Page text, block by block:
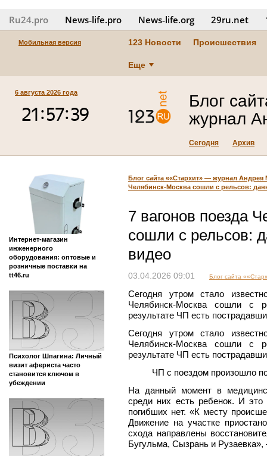
Ru24.pro News‑life.pro News‑life.org 29ru.net
Мобильная версия 123 Новости Происшествия
Еще
6 августа 2026 года
Блог
журнал
Сегодня Архив
Интернет-магазин
инженерного
оборудования: оптовые и
розничные поставки на
tt46.ru
Психолог Шпагина: Личный
визит афериста часто
становится ключом в
убеждении
Блог сайта ««Стархит» — журнал Андрея
Челябинск-Москва сошли с рельсов:
7 вагонов поезда
сошли с рельсов:
видео
03.04.2026 09:01 Блог сайта
Сегодня утром стало
Челябинск-Москва сошли с
результате ЧП есть
Сегодня утром стало
Челябинск-Москва сошли с
результате ЧП есть
ЧП с поездом произошло
На данный момент в
среди них есть ребенок. И
погибших нет. «К месту
Движение на участке
схода направлены
Бугульма, Сызрань и